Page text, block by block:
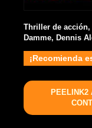
Thriller de acción,
Damme, Dennis
¡Recomienda
PEELINK2